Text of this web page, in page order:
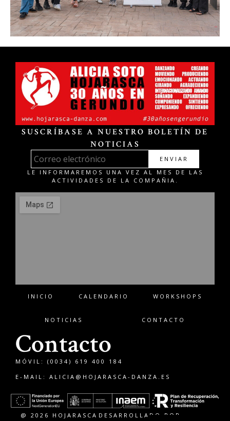
SUSCRÍBASE A NUESTRO BOLETÍN DE
NOTICIAS
ENVIAR
LE INFORMAREMOS UNA VEZ AL MES DE LAS
ACTIVIDADES DE LA COMPAÑIA.
INICIO CALENDARIO WORKSHOPS
NOTICIAS CONTACTO
Contacto
MÓVIL: (0034) 619 400 184
E-MAIL: ALICIA@HOJARASCA-DANZA.ES
@ 2026 HOJARASCA DESARROLLADO POR
English
Français